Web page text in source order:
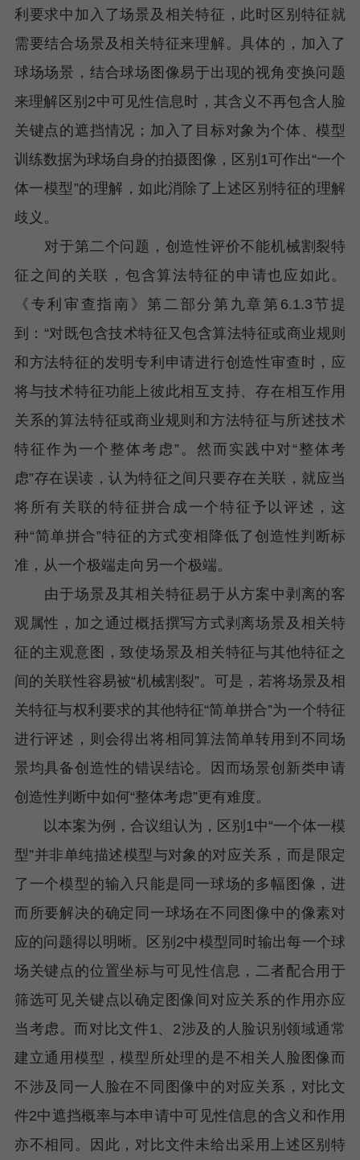
利要求中加入了场景及相关特征，此时区别特征就
需要结合场景及相关特征来理解。具体的，加入了
球场场景，结合球场图像易于出现的视角变换问题
来理解区别2中可见性信息时，其含义不再包含人脸
关键点的遮挡情况；加入了目标对象为个体、模型
训练数据为球场自身的拍摄图像，区别1可作出“一个
体一模型”的理解，如此消除了上述区别特征的理解
歧义。
对于第二个问题，创造性评价不能机械割裂特
征之间的关联，包含算法特征的申请也应如此。
《专利审查指南》第二部分第九章第6.1.3节提
到：“对既包含技术特征又包含算法特征或商业规则
和方法特征的发明专利申请进行创造性审查时，应
将与技术特征功能上彼此相互支持、存在相互作用
关系的算法特征或商业规则和方法特征与所述技术
特征作为一个整体考虑”。然而实践中对“整体考
虑”存在误读，认为特征之间只要存在关联，就应当
将所有关联的特征拼合成一个特征予以评述，这
种“简单拼合”特征的方式变相降低了创造性判断标
准，从一个极端走向另一个极端。
由于场景及其相关特征易于从方案中剥离的客
观属性，加之通过概括撰写方式剥离场景及相关特
征的主观意图，致使场景及相关特征与其他特征之
间的关联性容易被“机械割裂”。可是，若将场景及相
关特征与权利要求的其他特征“简单拼合”为一个特征
进行评述，则会得出将相同算法简单转用到不同场
景均具备创造性的错误结论。因而场景创新类申请
创造性判断中如何“整体考虑”更有难度。
以本案为例，合议组认为，区别1中“一个体一模
型”并非单纯描述模型与对象的对应关系，而是限定
了一个模型的输入只能是同一球场的多幅图像，进
而所要解决的确定同一球场在不同图像中的像素对
应的问题得以明晰。区别2中模型同时输出每一个球
场关键点的位置坐标与可见性信息，二者配合用于
筛选可见关键点以确定图像间对应关系的作用亦应
当考虑。而对比文件1、2涉及的人脸识别领域通常
建立通用模型，模型所处理的是不相关人脸图像而
不涉及同一人脸在不同图像中的对应关系，对比文
件2中遮挡概率与本申请中可见性信息的含义和作用
亦不相同。因此，对比文件未给出采用上述区别特